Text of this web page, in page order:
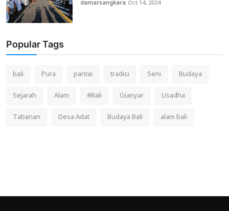
damarsangkara Oct 14, 2024
Popular Tags
bali Pura pantai tradisi Seni
Budaya
Sejarah
Alam #Bali Gianyar
Usadha
Tabanan
Desa Adat Budaya Bali alam bali